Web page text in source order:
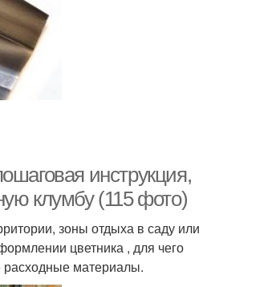
инструкция,
клумбу (115 фото)
зоны отдыха в саду или
цветника , для чего
расходные материалы.